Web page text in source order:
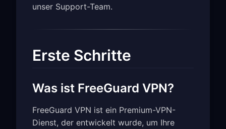
unser Support-Team.
Erste Schritte
Was ist FreeGuard VPN?
FreeGuard VPN ist ein Premium-VPN-
Dienst, der entwickelt wurde, um Ihre